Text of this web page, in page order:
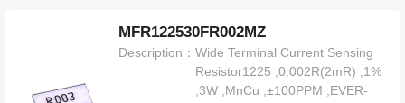
MFR122530FR002MZ
Description：Wide Terminal Current Sensing
Resistor1225 ,0.002R(2mR) ,1%
,3W ,MnCu ,±100PPM ,EVER-